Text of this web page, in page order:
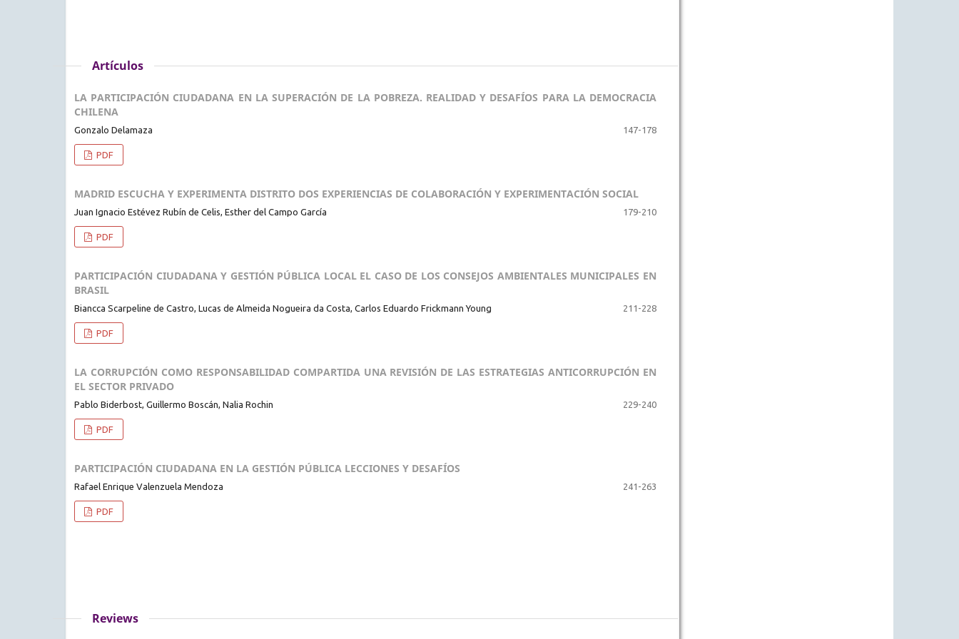
Artículos
LA PARTICIPACIÓN CIUDADANA EN LA SUPERACIÓN DE LA POBREZA. REALIDAD Y DESAFÍOS PARA LA DEMOCRACIA
CHILENA
Gonzalo Delamaza 147-178
PDF
MADRID ESCUCHA Y EXPERIMENTA DISTRITO DOS EXPERIENCIAS DE COLABORACIÓN Y EXPERIMENTACIÓN SOCIAL
Juan Ignacio Estévez Rubín de Celis, Esther del Campo García 179-210
PDF
PARTICIPACIÓN CIUDADANA Y GESTIÓN PÚBLICA LOCAL EL CASO DE LOS CONSEJOS AMBIENTALES MUNICIPALES EN
BRASIL
Biancca Scarpeline de Castro, Lucas de Almeida Nogueira da Costa, Carlos Eduardo Frickmann Young 211-228
PDF
LA CORRUPCIÓN COMO RESPONSABILIDAD COMPARTIDA UNA REVISIÓN DE LAS ESTRATEGIAS ANTICORRUPCIÓN EN
EL SECTOR PRIVADO
Pablo Biderbost, Guillermo Boscán, Nalia Rochin 229-240
PDF
PARTICIPACIÓN CIUDADANA EN LA GESTIÓN PÚBLICA LECCIONES Y DESAFÍOS
Rafael Enrique Valenzuela Mendoza 241-263
PDF
Reviews